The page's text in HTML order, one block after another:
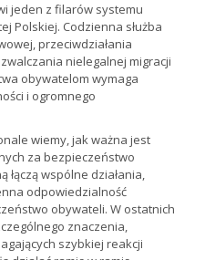
jeden z filarów systemu
Polskiej. Codzienna służba
przeciwdziałania
nielegalnej migracji
obywatelom wymaga
i ogromnego
wiemy, jak ważna jest
za bezpieczeństwo
łączą wspólne działania,
odpowiedzialność
obywateli. W ostatnich
znaczenia,
szybkiej reakcji